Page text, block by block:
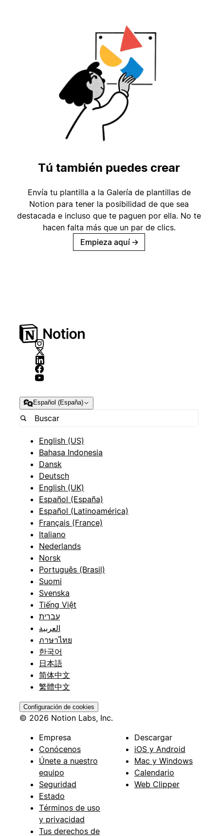
Tú también puedes crear
Envía tu plantilla a la Galería de plantillas de
Notion para tener la posibilidad de que sea
destacada e incluso que te paguen por ella. No te
hacen falta más que un par de clics.
Empieza aquí →
Español (España)
English (US)
Bahasa Indonesia
Dansk
Deutsch
English (UK)
Español (España)
Español (Latinoamérica)
Français (France)
Italiano
Nederlands
Norsk
Português (Brasil)
Suomi
Svenska
Tiếng Việt
עברית
العربية
ภาษาไทย
한국어
日本語
简体中文
繁體中文
Configuración de cookies
© 2026 Notion Labs, Inc.
Empresa
Conócenos
Únete a nuestro
equipo
Seguridad
Estado
Términos de uso
y privacidad
Tus derechos de
Descargar
iOS y Android
Mac y Windows
Calendario
Web Clipper